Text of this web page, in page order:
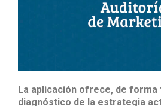
La aplicación ofrece, de forma
diagnóstico de la estrategia